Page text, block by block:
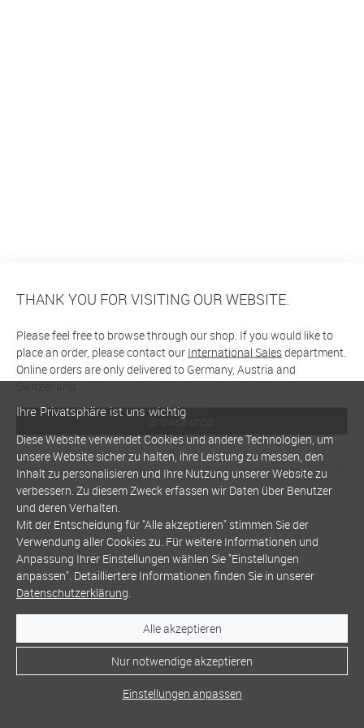
THANK YOU FOR VISITING OUR WEBSITE.
Please feel free to browse through our shop. If you would like to
place an order, please contact our International Salesdepartment.
Online orders are only delivered to Germany, Austria and
Switzerland
Browse shop
Ihre Privatsphäre ist uns wichtig
Diese Website verwendet Cookies und andere Technologien, um
unsere Website sicher zu halten, ihre Leistung zu messen, den
Inhalt zu personalisieren und Ihre Nutzung unserer Website zu
verbessern. Zu diesem Zweck erfassen wir Daten über Benutzer
und deren Verhalten.
Mit der Entscheidung für "Alle akzeptieren" stimmen Sie der
Verwendung aller Cookies zu. Für weitere Informationen und
Anpassung Ihrer Einstellungen wählen Sie "Einstellungen
anpassen". Detailliertere Informationen finden Sie in unserer
Datenschutzerklärung.
Alle akzeptieren
Nur notwendige akzeptieren
Einstellungen anpassen